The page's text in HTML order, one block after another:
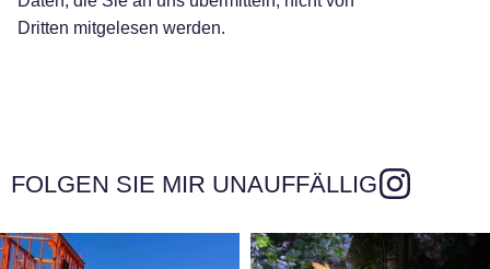
Dritten mitgelesen werden.
FOLGEN SIE MIR UNAUFFÄLLIG